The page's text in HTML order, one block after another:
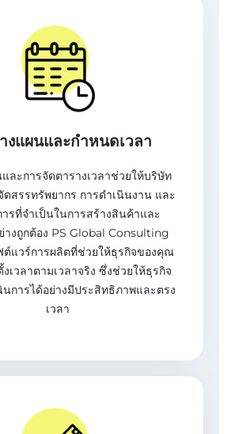
งแผนและกำหนดเวลา
ละการจัดตารางเวลาช่วยให้บริษัท
ดสรรทรัพยากร การดำเนินงาน และ
รที่จำเป็นในการสร้างสินค้าและ
างถูกต้อง PS Global Consulting
แวร์การผลิตที่ช่วยให้ธุรกิจของคุณ
เวลาตามเวลาจริง ซึ่งช่วยให้ธุรกิจ
การได้อย่างมีประสิทธิภาพและตรง
เวลา